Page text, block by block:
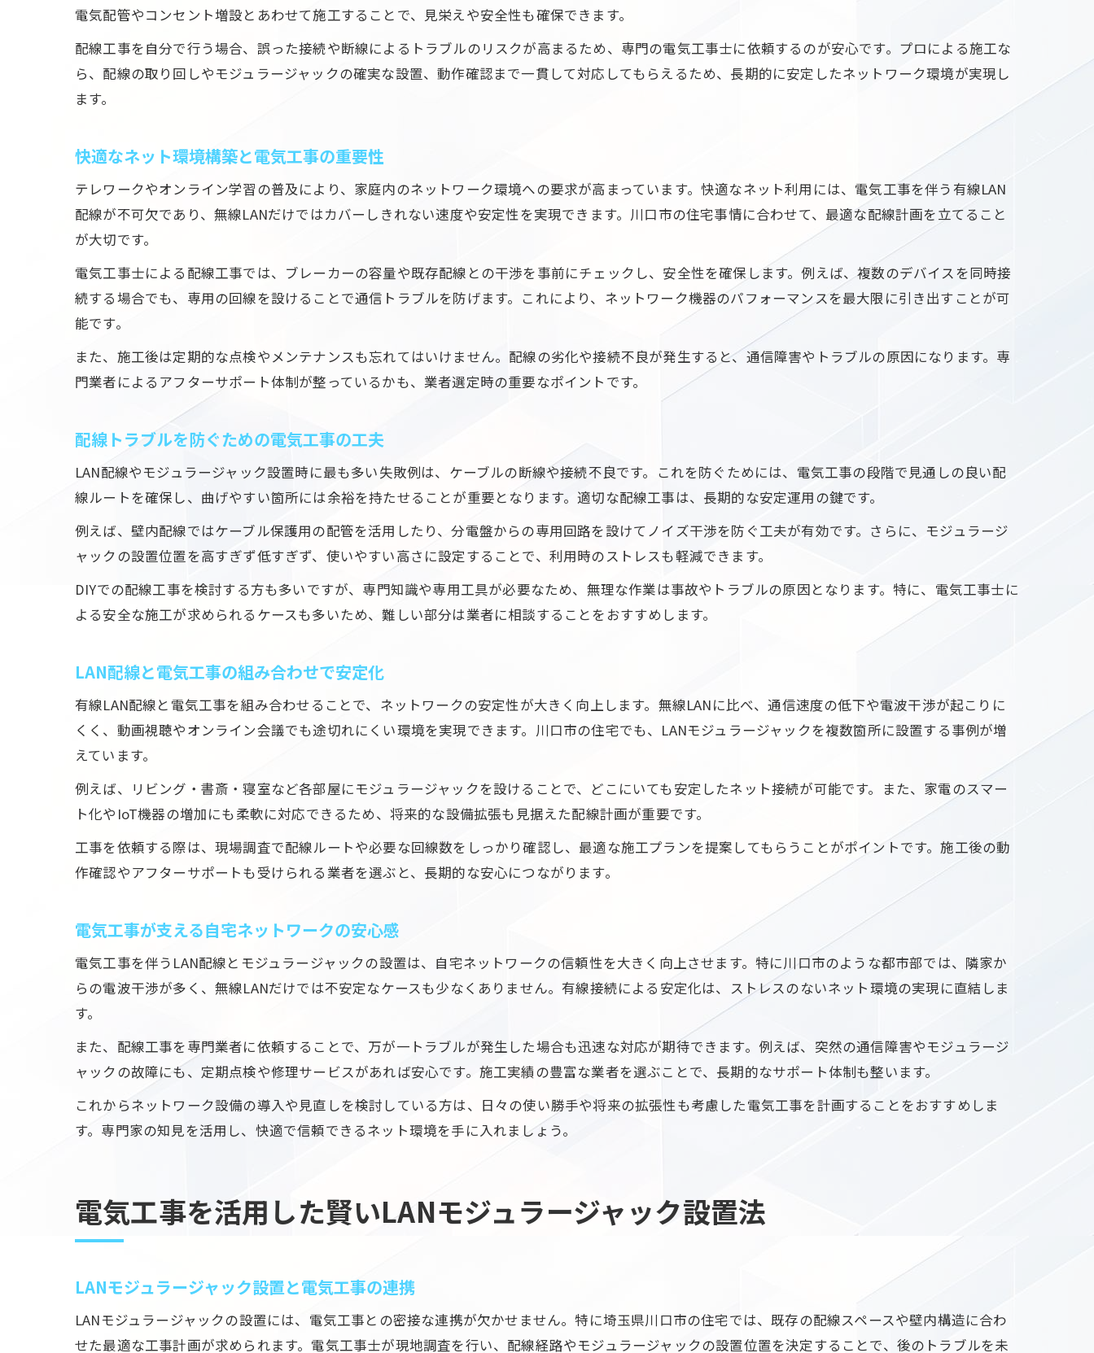
電気工事が支える有線LANの信頼性向上策
配線工事における電気工事の役割と重要点
有線LAN導入時の電気工事で安心ネット環境
DIY配線時に役立つ電気工事のコツ紹介
DIY志向者向け電気工事と配線の基礎講座
LANモジュラージャック選びが変える通信の安定感
電気工事で強化するLANモジュラージャックの安定性
最適なLANモジュラージャック選びと電気工事の関係
電気工事が実現する安定した通信環境のコツ
効率よく進めるLAN配線計画と電気工事の流れ
電気工事の流れとLAN配線計画の立て方
効率的なLAN配線には電気工事の知識が必須
電気工事を取り入れたLAN配線の進め方
LAN配線計画と電気工事のスムーズな進行術
電気工事の段取りで決まるLAN配線の効率性
電気配管やコンセント増設とあわせて施工することで、見栄えや安全性も確保できます。
配線工事を自分で行う場合、誤った接続や断線によるトラブルのリスクが高まるため、専門の電気工事士に依頼するのが安心です。プロによる施工な
ら、配線の取り回しやモジュラージャックの確実な設置、動作確認まで一貫して対応してもらえるため、長期的に安定したネットワーク環境が実現し
ます。
快適なネット環境構築と電気工事の重要性
テレワークやオンライン学習の普及により、家庭内のネットワーク環境への要求が高まっています。快適なネット利用には、電気工事を伴う有線LAN
配線が不可欠であり、無線LANだけではカバーしきれない速度や安定性を実現できます。川口市の住宅事情に合わせて、最適な配線計画を立てること
が大切です。
電気工事士による配線工事では、ブレーカーの容量や既存配線との干渉を事前にチェックし、安全性を確保します。例えば、複数のデバイスを同時接
続する場合でも、専用の回線を設けることで通信トラブルを防げます。これにより、ネットワーク機器のパフォーマンスを最大限に引き出すことが可
能です。
また、施工後は定期的な点検やメンテナンスも忘れてはいけません。配線の劣化や接続不良が発生すると、通信障害やトラブルの原因になります。専
門業者によるアフターサポート体制が整っているかも、業者選定時の重要なポイントです。
配線トラブルを防ぐための電気工事の工夫
LAN配線やモジュラージャック設置時に最も多い失敗例は、ケーブルの断線や接続不良です。これを防ぐためには、電気工事の段階で見通しの良い配
線ルートを確保し、曲げやすい箇所には余裕を持たせることが重要となります。適切な配線工事は、長期的な安定運用の鍵です。
例えば、壁内配線ではケーブル保護用の配管を活用したり、分電盤からの専用回路を設けてノイズ干渉を防ぐ工夫が有効です。さらに、モジュラージ
ャックの設置位置を高すぎず低すぎず、使いやすい高さに設定することで、利用時のストレスも軽減できます。
DIYでの配線工事を検討する方も多いですが、専門知識や専用工具が必要なため、無理な作業は事故やトラブルの原因となります。特に、電気工事士に
よる安全な施工が求められるケースも多いため、難しい部分は業者に相談することをおすすめします。
LAN配線と電気工事の組み合わせで安定化
有線LAN配線と電気工事を組み合わせることで、ネットワークの安定性が大きく向上します。無線LANに比べ、通信速度の低下や電波干渉が起こりに
くく、動画視聴やオンライン会議でも途切れにくい環境を実現できます。川口市の住宅でも、LANモジュラージャックを複数箇所に設置する事例が増
えています。
例えば、リビング・書斎・寝室など各部屋にモジュラージャックを設けることで、どこにいても安定したネット接続が可能です。また、家電のスマー
ト化やIoT機器の増加にも柔軟に対応できるため、将来的な設備拡張も見据えた配線計画が重要です。
工事を依頼する際は、現場調査で配線ルートや必要な回線数をしっかり確認し、最適な施工プランを提案してもらうことがポイントです。施工後の動
作確認やアフターサポートも受けられる業者を選ぶと、長期的な安心につながります。
電気工事が支える自宅ネットワークの安心感
電気工事を伴うLAN配線とモジュラージャックの設置は、自宅ネットワークの信頼性を大きく向上させます。特に川口市のような都市部では、隣家か
らの電波干渉が多く、無線LANだけでは不安定なケースも少なくありません。有線接続による安定化は、ストレスのないネット環境の実現に直結しま
す。
また、配線工事を専門業者に依頼することで、万が一トラブルが発生した場合も迅速な対応が期待できます。例えば、突然の通信障害やモジュラージ
ャックの故障にも、定期点検や修理サービスがあれば安心です。施工実績の豊富な業者を選ぶことで、長期的なサポート体制も整います。
これからネットワーク設備の導入や見直しを検討している方は、日々の使い勝手や将来の拡張性も考慮した電気工事を計画することをおすすめしま
す。専門家の知見を活用し、快適で信頼できるネット環境を手に入れましょう。
電気工事を活用した賢いLANモジュラージャック設置法
LANモジュラージャック設置と電気工事の連携
LANモジュラージャックの設置には、電気工事との密接な連携が欠かせません。特に埼玉県川口市の住宅では、既存の配線スペースや壁内構造に合わ
せた最適な工事計画が求められます。電気工事士が現地調査を行い、配線経路やモジュラージャックの設置位置を決定することで、後のトラブルを未
ご相談はこちら
ご相談はこちら